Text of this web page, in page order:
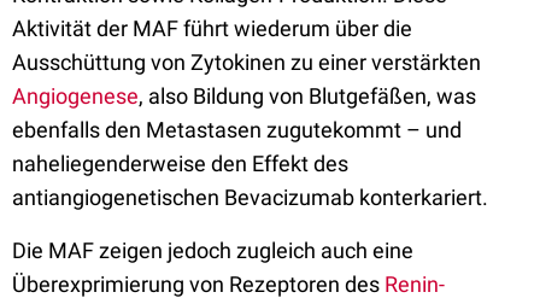
Aktivität der MAF führt wiederum über die
Ausschüttung von Zytokinen zu einer verstärkten
Angiogenese, also Bildung von Blutgefäßen, was
ebenfalls den Metastasen zugutekommt – und
naheliegenderweise den Effekt des
antiangiogenetischen Bevacizumab konterkariert.
Die MAF zeigen jedoch zugleich auch eine
Überexprimierung von Rezeptoren des Renin-